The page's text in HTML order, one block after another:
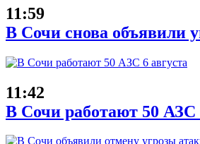
11:59
В Сочи снова объявили
11:42
В Сочи работают 50 АЗС